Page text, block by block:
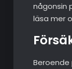
någonsin
läsa mer